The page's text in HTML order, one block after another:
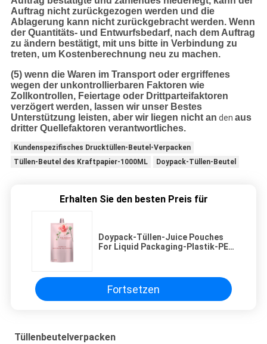
Auftrag nicht zurückgezogen werden und die
Ablagerung kann nicht zurückgebracht werden. Wenn
der Quantitäts- und Entwurfsbedarf, nach dem Auftrag
zu ändern bestätigt, mit uns bitte in Verbindung zu
treten, um Kostenberechnung neu zu machen.
(5) wenn die Waren im Transport oder ergriffenes
wegen der unkontrollierbaren Faktoren wie
Zollkontrollen, Feiertage oder Drittparteifaktoren
verzögert werden, lassen wir unser Bestes
Unterstützung leisten, aber wir liegen nicht an den aus
dritter Quellefaktoren verantwortliches.
Kundenspezifisches Drucktüllen-Beutel-Verpacken
Tüllen-Beutel des Kraftpapier-1000ML
Doypack-Tüllen-Beutel
Erhalten Sie den besten Preis für
Doypack-Tüllen-Juice Pouches
For Liquid Packaging-Plastik-PET
Fortsetzen
Tüllenbeutelverpacken